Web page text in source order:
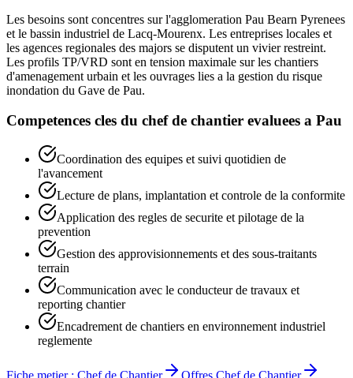
Les besoins sont concentres sur l'agglomeration Pau Bearn Pyrenees
et le bassin industriel de Lacq-Mourenx. Les entreprises locales et
les agences regionales des majors se disputent un vivier restreint.
Les profils TP/VRD sont en tension maximale sur les chantiers
d'amenagement urbain et les ouvrages lies a la gestion du risque
inondation du Gave de Pau.
Competences cles du chef de chantier evaluees a Pau
Coordination des equipes et suivi quotidien de
l'avancement
Lecture de plans, implantation et controle de la conformite
Application des regles de securite et pilotage de la
prevention
Gestion des approvisionnements et des sous-traitants
terrain
Communication avec le conducteur de travaux et
reporting chantier
Encadrement de chantiers en environnement industriel
reglemente